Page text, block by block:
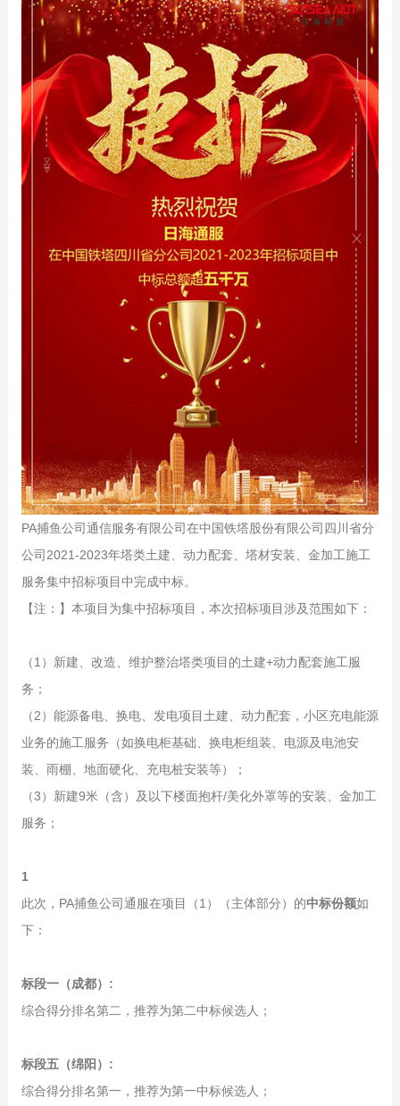
PA捕鱼公司通信服务有限公司在中国铁塔股份有限公司四川省分
公司2021-2023年塔类土建、动力配套、塔材安装、金加工施工
服务集中招标项目中完成中标。
【注：】本项目为集中招标项目，本次招标项目涉及范围如下：
（1）新建、改造、维护整治塔类项目的土建+动力配套施工服
务；
（2）能源备电、换电、发电项目土建、动力配套，小区充电能源
业务的施工服务（如换电柜基础、换电柜组装、电源及电池安
装、雨棚、地面硬化、充电桩安装等）；
（3）新建9米（含）及以下楼面抱杆/美化外罩等的安装、金加工
服务；
1
此次，PA捕鱼公司通服在项目（1）（主体部分）的中标份额如
下：
标段一（成都）:
综合得分排名第二，推荐为第二中标候选人；
标段五（绵阳）:
综合得分排名第一，推荐为第一中标候选人；